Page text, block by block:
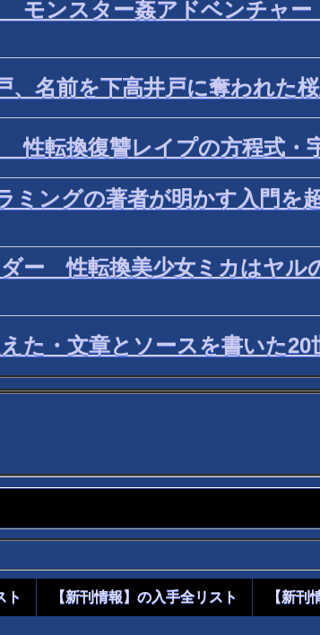
モンスター姦アドベンチャ
、名前を下高井戸に奪われた
性転換復讐レイプの方程式
ミングの著者が明かす入門を
ー 性転換美少女ミカはヤル
た・文章とソースを書いた
ト 【新刊情報】の入手全リスト 【新刊